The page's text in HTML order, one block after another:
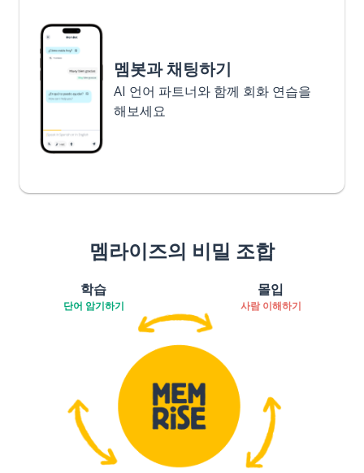
멤봇과 채팅하기
AI 언어 파트너와 함께 회화 연습을
해보세요
멤라이즈의 비밀 조합
학습
단어 암기하기
몰입
사람 이해하기